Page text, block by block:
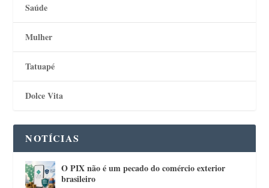
Saúde
Mulher
Tatuapé
Dolce Vita
NOTÍCIAS
O PIX não é um pecado do comércio exterior
brasileiro